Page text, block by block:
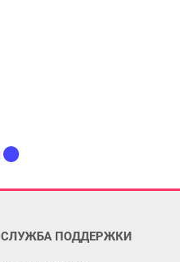
СЛУЖБА ПОДДЕРЖКИ